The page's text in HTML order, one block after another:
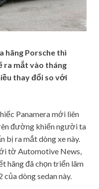
hãng Porsche thì
ra mắt vào tháng
thay đổi so với
Panamera mới liên
đường khiến người ta
bị ra mắt dòng xe này.
tờ Automotive News,
hãng đã chọn triển lãm
dòng sedan này.